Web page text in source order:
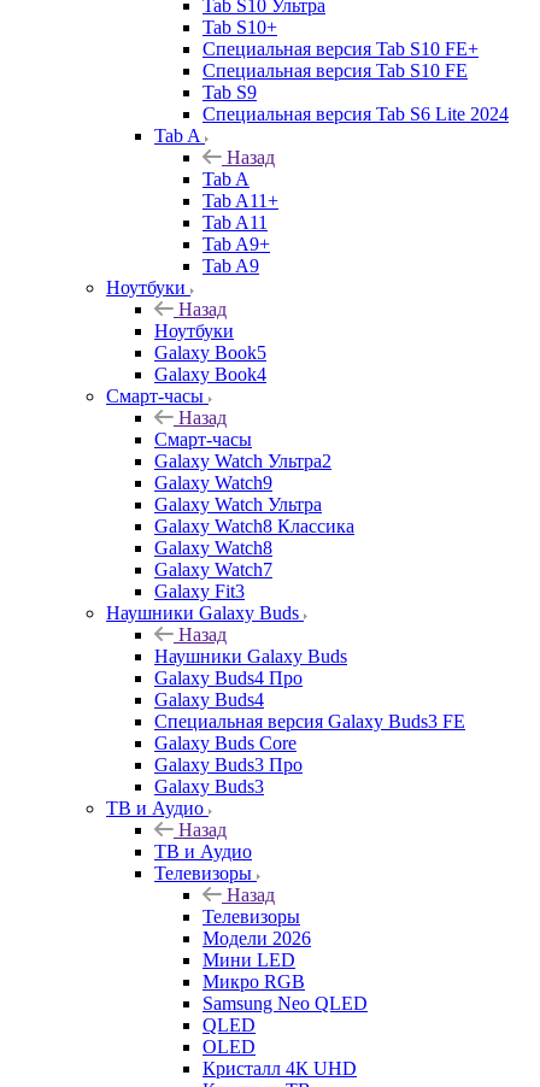
Tab S10 Ультра
Tab S10+
Специальная версия Tab S10 FE+
Специальная версия Tab S10 FE
Tab S9
Специальная версия Tab S6 Lite 2024
Tab A
Назад
Tab A
Tab A11+
Tab A11
Tab A9+
Tab A9
Ноутбуки
Назад
Ноутбуки
Galaxy Book5
Galaxy Book4
Смарт-часы
Назад
Смарт-часы
Galaxy Watch Ультра2
Galaxy Watch9
Galaxy Watch Ультра
Galaxy Watch8 Классика
Galaxy Watch8
Galaxy Watch7
Galaxy Fit3
Наушники Galaxy Buds
Назад
Наушники Galaxy Buds
Galaxy Buds4 Про
Galaxy Buds4
Специальная версия Galaxy Buds3 FE
Galaxy Buds Core
Galaxy Buds3 Про
Galaxy Buds3
ТВ и Аудио
Назад
ТВ и Аудио
Телевизоры
Назад
Телевизоры
Модели 2026
Мини LED
Микро RGB
Samsung Neo QLED
QLED
OLED
Кристалл 4К UHD